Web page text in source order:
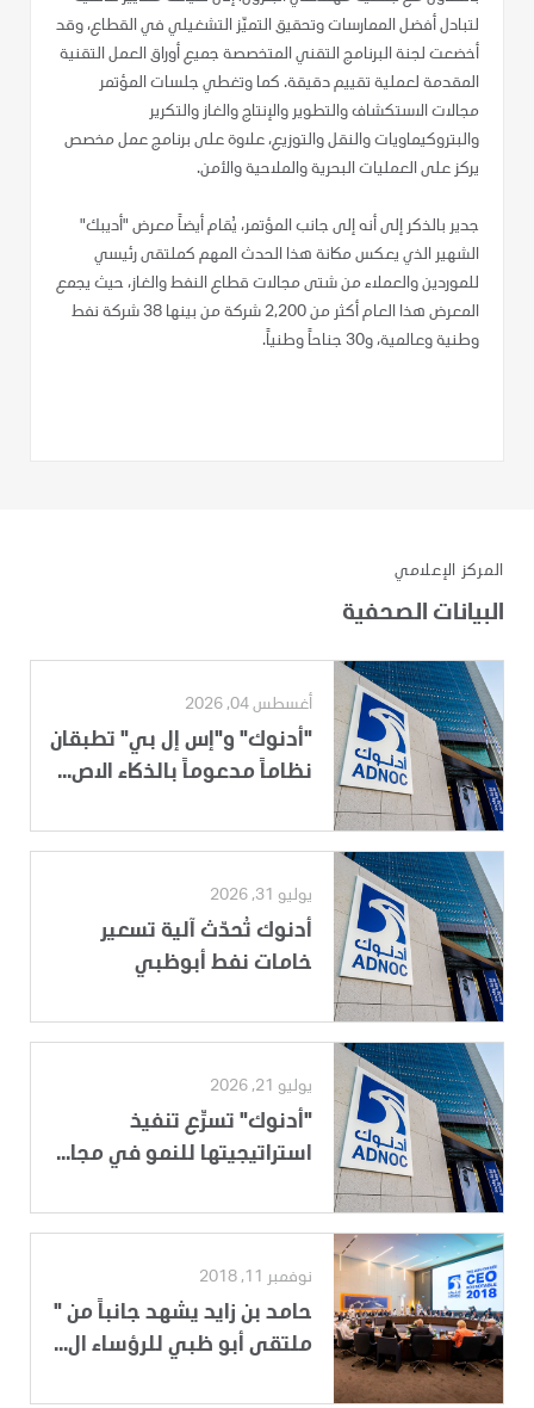
لتبادل أفضل الممارسات وتحقيق التميّز التشغيلي في القطاع، وقد
أخضعت لجنة البرنامج التقني المتخصصة جميع أوراق العمل التقنية
المقدمة لعملية تقييم دقيقة. كما وتغطي جلسات المؤتمر
مجالات الاستكشاف والتطوير والإنتاج والغاز والتكرير
والبتروكيماويات والنقل والتوزيع، علاوة على برنامج عمل مخصص
يركز على العمليات البحرية والملاحية والأمن.
جدير بالذكر إلى أنه إلى جانب المؤتمر، يُقام أيضاً معرض "أديبك"
الشهير الذي يعكس مكانة هذا الحدث المهم كملتقى رئيسي
للموردين والعملاء من شتى مجالات قطاع النفط والغاز، حيث يجمع
المعرض هذا العام أكثر من 2,200 شركة من بينها 38 شركة نفط
وطنية وعالمية، و30 جناحاً وطنياً.
المركز الإعلامي
البيانات الصحفية
أغسطس 04, 2026
"أدنوك" و"إس إل بي" تطبقان
نظاماً مدعوماً بالذكاء الاص...
يوليو 31, 2026
أدنوك تُحدّث آلية تسعير
خامات نفط أبوظبي
يوليو 21, 2026
"أدنوك" تسرِّع تنفيذ
استراتيجيتها للنمو في مجا...
نوفمبر 11, 2018
حامد بن زايد يشهد جانباً من "
ملتقى أبو ظبي للرؤساء ال...